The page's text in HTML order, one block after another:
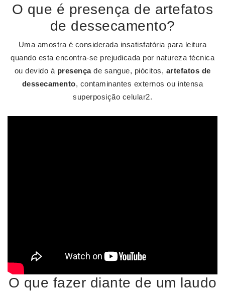
O que é presença de artefatos
de dessecamento?
Uma amostra é considerada insatisfatória para leitura
quando esta encontra-se prejudicada por natureza técnica
ou devido à presençade sangue, piócitos, artefatos de
dessecamento, contaminantes externos ou intensa
superposição celular2.
O que fazer diante de um laudo